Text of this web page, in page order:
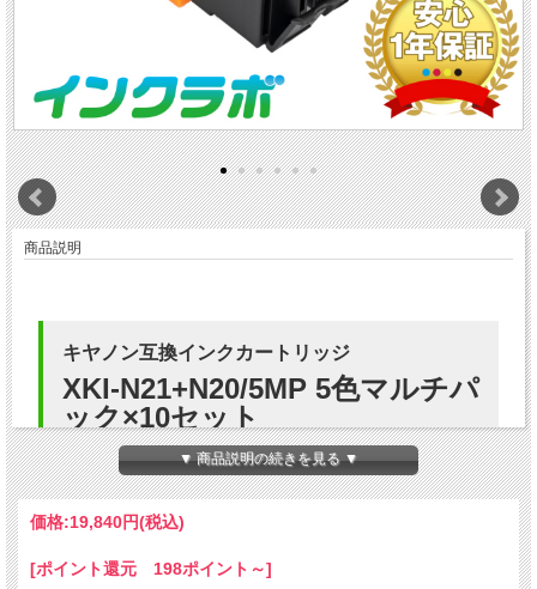
商品説明
キヤノン互換インクカートリッジ
XKI-N21+N20/5MP 5色マルチパ
ック×10セット
Canon(キヤノン) XKI-N21+N20/5MP 5色マルチパック対応
プリンターの互換インクカートリッジです。
ていますので純正品と同様にご使用いただけます。
▼ 商品説明の続きを見る ▼
価格:19,840円(税込)
[ポイント還元 198ポイント～]